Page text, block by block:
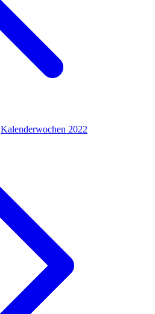
Kalenderwochen 2022